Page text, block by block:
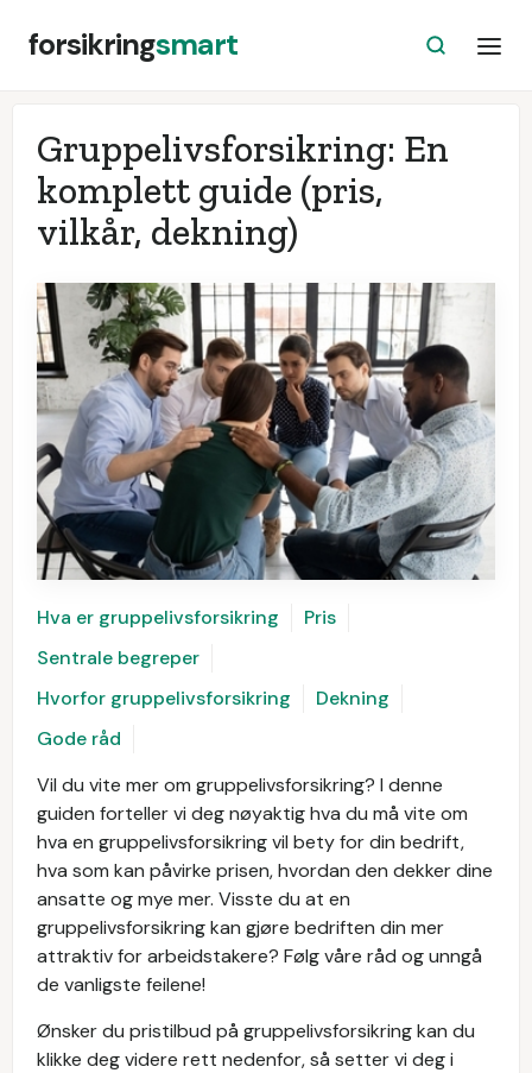
forsikringsmart
Gruppelivsforsikring: En
komplett guide (pris,
vilkår, dekning)
Hva er gruppelivsforsikring
Pris
Sentrale begreper
Hvorfor gruppelivsforsikring
Dekning
Gode råd
Vil du vite mer om gruppelivsforsikring? I denne
guiden forteller vi deg nøyaktig hva du må vite om
hva en gruppelivsforsikring vil bety for din bedrift,
hva som kan påvirke prisen, hvordan den dekker dine
ansatte og mye mer. Visste du at en
gruppelivsforsikring kan gjøre bedriften din mer
attraktiv for arbeidstakere? Følg våre råd og unngå
de vanligste feilene!
Ønsker du pristilbud på gruppelivsforsikring kan du
klikke deg videre rett nedenfor, så setter vi deg i